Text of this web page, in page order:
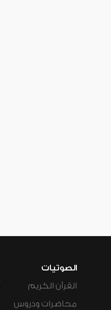
الصوتيات
القرآن الكريم
محاضرات ودروس